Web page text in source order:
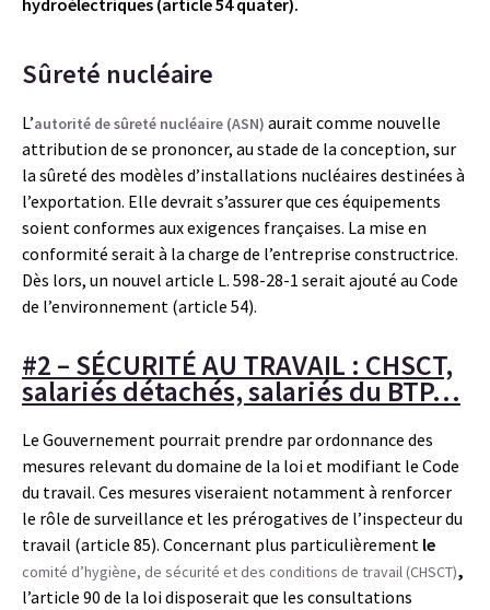
hydroélectriques (article 54 quater).
Sûreté nucléaire
L’autorité de sûreté nucléaire (ASN) aurait comme nouvelle
attribution de se prononcer, au stade de la conception, sur
la sûreté des modèles d’installations nucléaires destinées à
l’exportation. Elle devrait s’assurer que ces équipements
soient conformes aux exigences françaises. La mise en
conformité serait à la charge de l’entreprise constructrice.
Dès lors, un nouvel article L. 598-28-1 serait ajouté au Code
de l’environnement (article 54).
#2 – SÉCURITÉ AU TRAVAIL : CHSCT,
salariés détachés, salariés du BTP…
Le Gouvernement pourrait prendre par ordonnance des
mesures relevant du domaine de la loi et modifiant le Code
du travail. Ces mesures viseraient notamment à renforcer
le rôle de surveillance et les prérogatives de l’inspecteur du
travail (article 85). Concernant plus particulièrement le
comité d’hygiène, de sécurité et des conditions de travail (CHSCT),
l’article 90 de la loi disposerait que les consultations